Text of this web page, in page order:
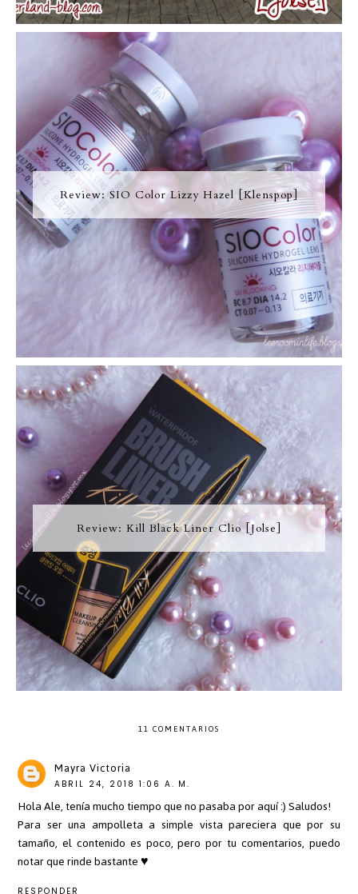
Review: SIO Color Lizzy Hazel [Klenspop]
Review: Kill Black Liner Clio [Jolse]
11 COMENTARIOS
Mayra Victoria
ABRIL 24, 2018 1:06 A. M.
Hola Ale, tenía mucho tiempo que no pasaba por aquí :) Saludos!
Para ser una ampolleta a simple vista pareciera que por su
tamaño, el contenido es poco, pero por tu comentarios, puedo
notar que rinde bastante ♥
RESPONDER